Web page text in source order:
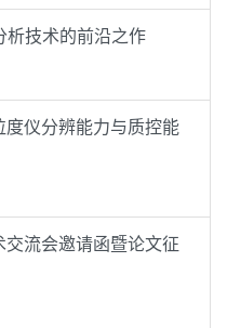
技术的前沿之作
度仪分辨能力与质控能
流会邀请函暨论文征